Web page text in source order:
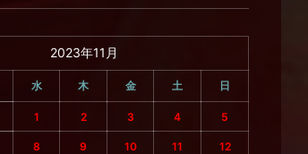
2023年11月
水 木 金 土 日
1 2 3 4 5
8 9 10 11 12